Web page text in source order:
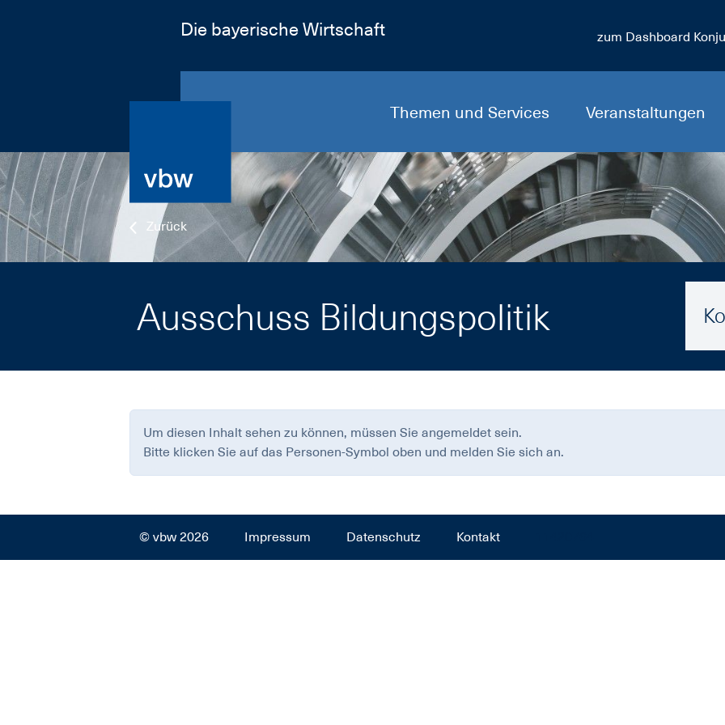
Die bayerische Wirtschaft zum Dashboard
Themen und Services Veranstaltungen
Zurück
Ausschuss Bildungspolitik
Um diesen Inhalt sehen zu können, müssen Sie angemeldet sein.
Bitte klicken Sie auf das Personen-Symbol oben und melden Sie sich an.
© vbw 2026 Impressum Datenschutz Kontakt